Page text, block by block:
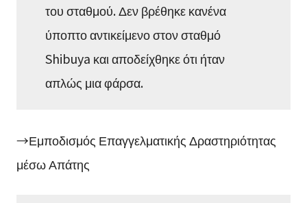
του σταθμού. Δεν βρέθηκε κανένα
ύποπτο αντικείμενο στον σταθμό
Shibuya και αποδείχθηκε ότι ήταν
απλώς μια φάρσα.
→Εμποδισμός Επαγγελματικής Δραστηριότητας
μέσω Απάτης